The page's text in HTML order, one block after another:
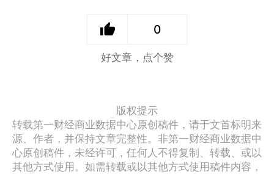
0
好文章，点个赞
版权提示
转载第一财经商业数据中心原创稿件，请于文首标明来
源、作者，并保持文章完整性。非第一财经商业数据中
心原创稿件，未经许可，任何人不得复制、转载、或以
其他方式使用。如需转载或以其他方式使用稿件内容，